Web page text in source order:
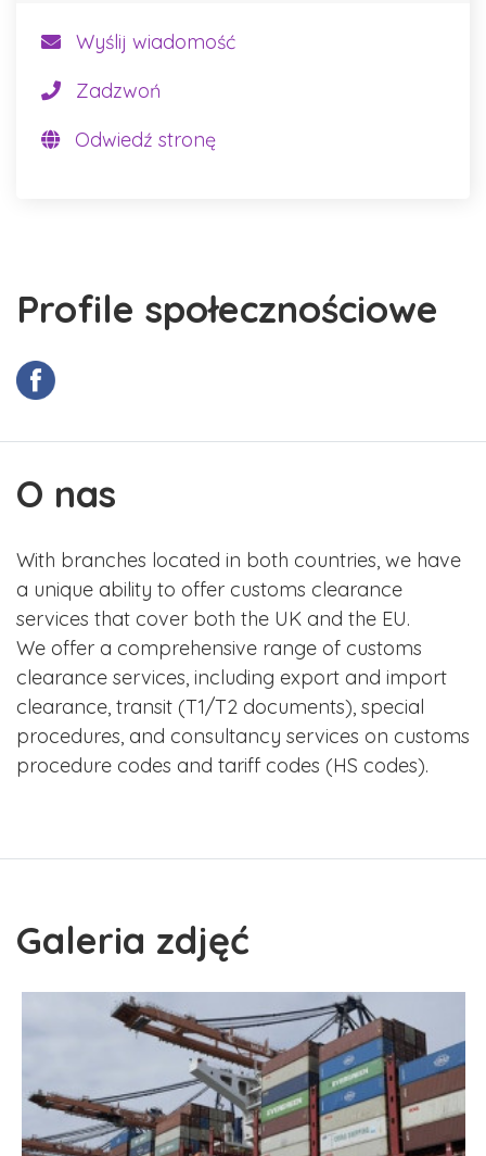
Profile społecznościowe
O nas
With branches located in both countries, we have
a unique ability to offer customs clearance
services that cover both the UK and the EU.
We offer a comprehensive range of customs
clearance services, including export and import
clearance, transit (T1/T2 documents), special
procedures, and consultancy services on customs
procedure codes and tariff codes (HS codes).
Galeria zdjęć
Wyślij wiadomość
Zadzwoń
Odwiedź stronę